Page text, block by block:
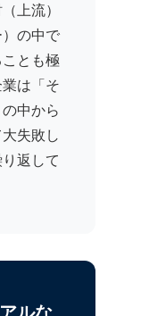
上流）
の中で
とも極
は「そ
中から
失敗し
返して